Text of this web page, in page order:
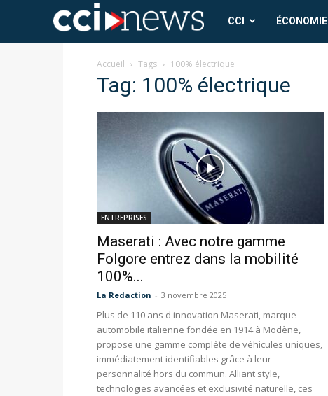
CCI
News
CCI ÉCONOMIE
Accueil Tags 100% électrique
Tag: 100% électrique
ENTREPRISES
Maserati : Avec notre gamme
Folgore entrez dans la mobilité
100%...
La Redaction - 3 novembre 2025
Plus de 110 ans d'innovation Maserati, marque
automobile italienne fondée en 1914 à Modène,
propose une gamme complète de véhicules uniques,
immédiatement identifiables grâce à leur
personnalité hors du commun. Alliant style,
technologies avancées et exclusivité naturelle, ces